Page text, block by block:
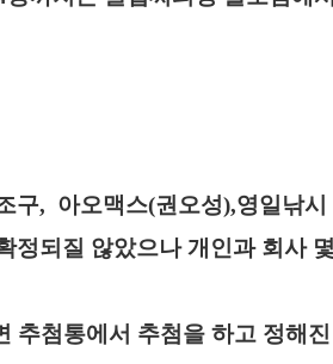
구, 아오맥스(권오성),영일낚시
정되질 않았으나 개인과 회사
추첨통에서 추첨을 하고 정해